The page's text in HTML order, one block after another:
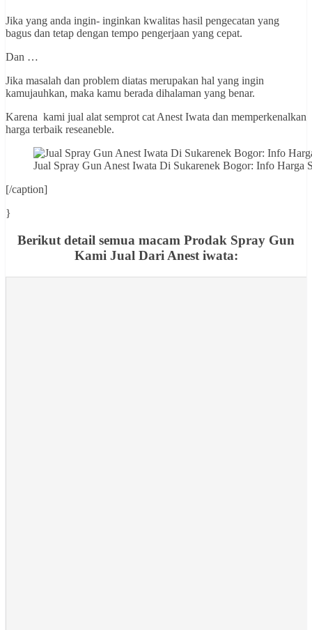
Jika yang anda ingin- inginkan kwalitas hasil pengecatan yang
bagus dan tetap dengan tempo pengerjaan yang cepat.
Dan …
Jika masalah dan problem diatas merupakan hal yang ingin
kamujauhkan, maka kamu berada dihalaman yang benar.
Karena kami jual alat semprot cat Anest Iwata dan memperkenalkan
harga terbaik reseaneble.
Jual Spray Gun Anest Iwata Di Sukarenek Bogor: Info
[/caption]
}
Berikut detail semua macam Prodak Spray Gun
Kami Jual Dari Anest iwata: